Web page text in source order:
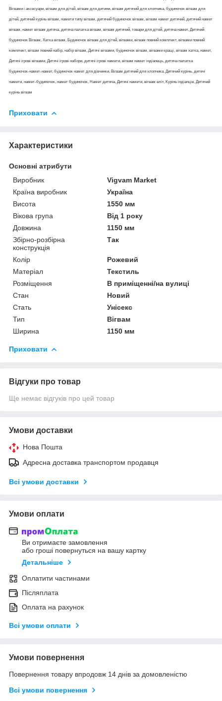
Вігвами і аксесуари, вігвам для дітей, вігвам для дитини, вігвам дитячий для хлопчика, будиночок вігвам для
дітей, дитячий курінь вігвам, намети типу вігвам, дитячий будиночок вігвам, вігвам намет дитячий, дитячий намет
вігвам, намет вігвам дитяча, дитяча палатка вігвам, вігвам дитячий, товари для дітей, дитяча намет, Дитячий
будиночок Вігвам, Хатка вігвам, Будиночок вігвам для дітей, вігвами, вігвам повний комплект, вігвами повний
комплект, вігвам повний набір, набір вігвам, Дитячі вігвами, будиночок вігвам, вігвами кращі, вігвам хатка, намет,
Дитячі ігрові вігвами, Дитячі ігрові набори, дитячі ігрові намети, вігвам намет індіанець, дитяча палатка
будиночок-намет-намет, будиночок намет для дівчинки, Вігвам дитячий для хлопчика, Дитячий курінь, дитячі
намети, намет-будиночок, намет будиночок, Намет дитяча, Дитячі намети, вігвам еліт, Курінь індіанців, Дитячий
курінь вігвам
Приховати
Характеристики
Основні атрибути
Виробник
Vigvam Market
Країна виробник
Україна
Висота
1550 мм
Вікова група
Від 1 року
Довжина
1150 мм
Збірно-розбірна
конструкція
Так
Колір
Рожевий
Матеріал
Текстиль
Розміщення
В приміщенні/на вулиці
Стан
Новий
Стать
Унісекс
Тип
Вігвам
Ширина
1150 мм
Приховати
Відгуки про товар
Ще немає відгуків про цей товар
Умови доставки
Нова Пошта
Адресна доставка транспортом продавця
Всі умови доставки
Умови оплати
Ви отримаєте замовлення
або гроші повернуться на вашу картку
Детальніше
Оплатити частинами
Післяплата
Оплата на рахунок
Всі умови оплати
Умови повернення
Повернення товару впродовж 14 днів за домовленістю
Всі умови повернення